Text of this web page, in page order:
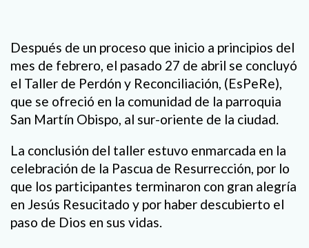
Después de un proceso que inicio a principios del
mes de febrero, el pasado 27 de abril se concluyó
el Taller de Perdón y Reconciliación, (EsPeRe),
que se ofreció en la comunidad de la parroquia
San Martín Obispo, al sur-oriente de la ciudad.
La conclusión del taller estuvo enmarcada en la
celebración de la Pascua de Resurrección, por lo
que los participantes terminaron con gran alegría
en Jesús Resucitado y por haber descubierto el
paso de Dios en sus vidas.